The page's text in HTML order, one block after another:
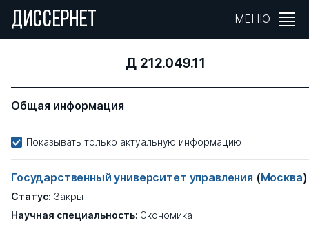
ДИССЕРНЕТ МЕНЮ
Д 212.049.11
Общая информация
Показывать только актуальную информацию
Государственный университет управления (Москва)
Статус: Закрыт
Научная специальность: Экономика